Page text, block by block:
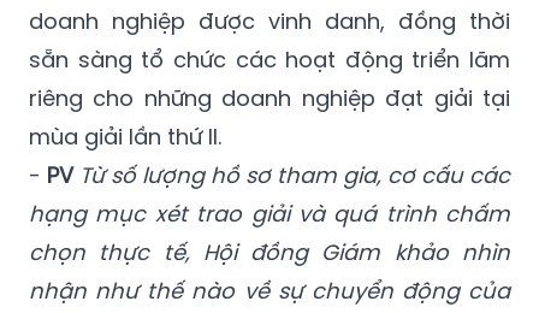
doanh nghiệp được vinh danh, đồng thời
sẵn sàng tổ chức các hoạt động triển lãm
riêng cho những doanh nghiệp đạt giải tại
mùa giải lần thứ II.
- PV Từ số lượng hồ sơ tham gia, cơ cấu các
hạng mục xét trao giải và quá trình chấm
chọn thực tế, Hội đồng Giám khảo nhìn
nhận như thế nào về sự chuyển động của